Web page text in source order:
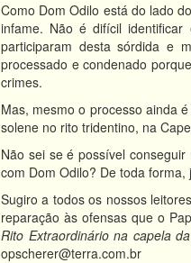
Como Dom Odilo está do lado
infame. Não é difícil
participaram desta sórdida e
processado e condenado
crimes.
Mas, mesmo o processo ainda
solene no rito tridentino, na
Não sei se é possível
com Dom Odilo? De toda
Sugiro a todos os nossos
reparação às ofensas que o
Rito Extraordinário na capela
opscherer@terra.com.br